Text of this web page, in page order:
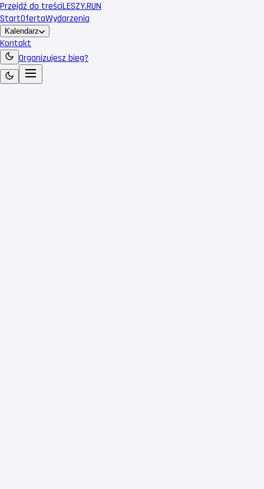
Przejdź do treściLESZY.RUN
StartOfertaWydarzenia
Kalendarz
Kontakt
Organizujesz bieg?